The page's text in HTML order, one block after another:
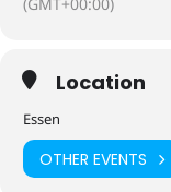
Location
Essen
OTHER EVENTS